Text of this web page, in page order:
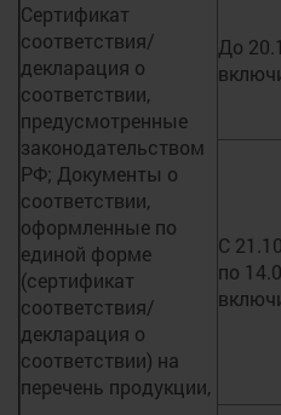
Сертификат
соответствия/
декларация о
соответствии,
предусмотренные
законодательством
РФ; Документы о
соответствии,
оформленные по
единой форме
(сертификат
соответствия/
декларация о
соответствии) на
перечень продукции,
До
С
по